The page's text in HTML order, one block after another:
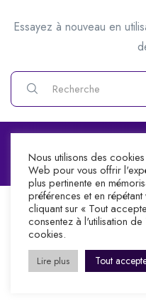
Essayez à nouveau en
©2026 IMPACT CENTRE
Nous utilisons des
Web pour vous offrir
plus pertinente en
préférences et en répétant
cliquant sur « Tout
consentez à l'utilisation de
cookies.
Lire plus Tout